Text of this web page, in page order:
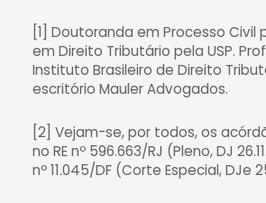
[1] Doutoranda em Processo Civil
em Direito Tributário pela USP.
Instituto Brasileiro de Direito
escritório Mauler Advogados.
[2] Vejam-se, por todos, os
no RE nº 596.663/RJ (Pleno, DJ
nº 11.045/DF (Corte Especial, DJe